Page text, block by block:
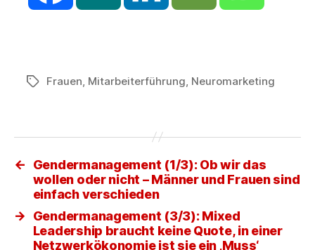
Schlagwörter
Frauen Mitarbeiterführung Neuromarketing
←
Gendermanagement (1/3): Ob wir das
wollen oder nicht – Männer und Frauen sind
einfach verschieden
→
Gendermanagement (3/3): Mixed
Leadership braucht keine Quote, in einer
Netzwerkökonomie ist sie ein ‚Muss‘